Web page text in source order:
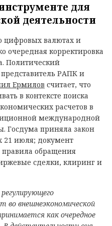
для
деятельности
цифровых валютах и
очередная корректировка
Политический
РАПК и
Ермилов считает, что
в контексте поиска
расчетов в
международной
Госдума приняла закон
21 июля; документ
правила обращения
сделки, клиринг и
во внешнеэкономической
как очередное